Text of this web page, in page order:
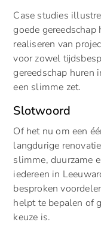
Case studies
goede
realiseren van
voor zowel
gereedschap huren
een slimme zet.
Slotwoord
Of het nu om een
langdurige
slimme, duurzame
iedereen in
besproken
helpt te bepalen of
keuze is.